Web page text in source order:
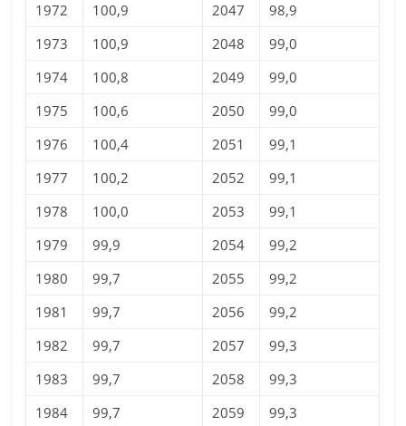
1972
100,9 2047
98,9
1973
100,9 2048
99,0
1974
100,8 2049
99,0
1975
100,6 2050
99,0
1976
100,4 2051
99,1
1977
100,2 2052
99,1
1978
100,0 2053
99,1
1979
99,9 2054
99,2
1980
99,7 2055
99,2
1981
99,7 2056
99,2
1982
99,7 2057
99,3
1983
99,7 2058
99,3
1984
99,7 2059 99,3